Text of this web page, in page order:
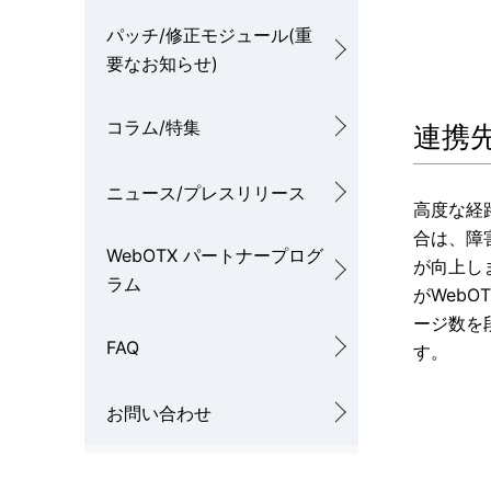
パッチ/修正モジュール(重
要なお知らせ)
コラム/特集
ニュース/プレスリリース
WebOTX パートナープログ
ラム
FAQ
お問い合わせ
連携
高度な経
合は、障
が向上し
が
ージ数を
す。